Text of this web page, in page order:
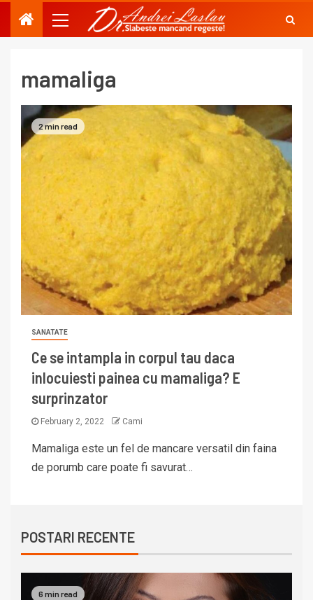
mamaliga
2 min read
SANATATE
Ce se intampla in corpul tau daca
inlocuiesti painea cu mamaliga? E
surprinzator
February 2, 2022 Cami
Mamaliga este un fel de mancare versatil din faina
de porumb care poate fi savurat…
POSTARI RECENTE
6 min read